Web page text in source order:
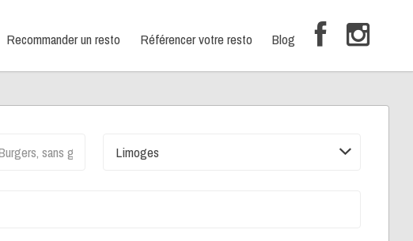
Recommander un resto Référencer votre resto Blog
Limoges